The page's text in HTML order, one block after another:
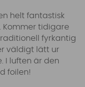
helt fantastisk
Kommer tidigare
fyrkantig
väldigt lätt ur
I luften är den
foilen!